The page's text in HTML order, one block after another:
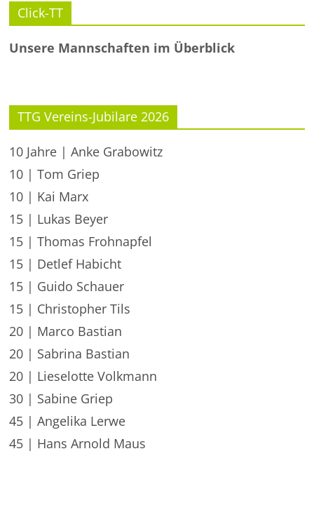
Click-TT
Unsere Mannschaften im Überblick
TTG Vereins-Jubilare 2026
10 Jahre | Anke Grabowitz
10 | Tom Griep
10 | Kai Marx
15 | Lukas Beyer
15 | Thomas Frohnapfel
15 | Detlef Habicht
15 | Guido Schauer
15 | Christopher Tils
20 | Marco Bastian
20 | Sabrina Bastian
20 | Lieselotte Volkmann
30 | Sabine Griep
45 | Angelika Lerwe
45 | Hans Arnold Maus